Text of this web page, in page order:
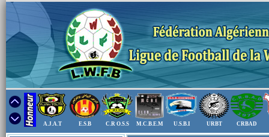
A.J.A.T E.S.B C.R O.S.S M.C.B.E.M U.S.B.I URBT CRBAD